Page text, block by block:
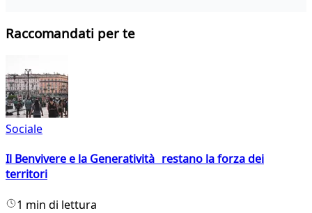
Raccomandati per te
Sociale
Il Benvivere e la Generatività restano la forza dei
territori
1 min di lettura